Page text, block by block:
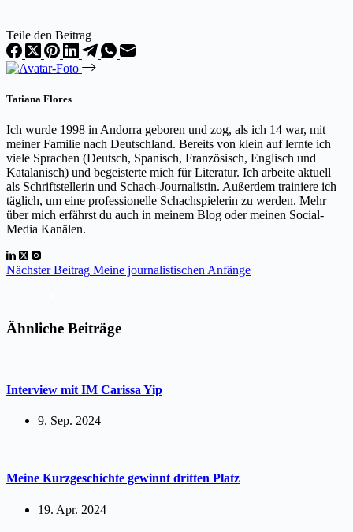
Teile den Beitrag
Tatiana Flores
Ich wurde 1998 in Andorra geboren und zog, als ich 14 war, mit
meiner Familie nach Deutschland. Bereits von klein auf lernte ich
viele Sprachen (Deutsch, Spanisch, Französisch, Englisch und
Katalanisch) und begeisterte mich für Literatur. Ich arbeite aktuell
als Schriftstellerin und Schach-Journalistin. Außerdem trainiere ich
täglich, um eine professionelle Schachspielerin zu werden. Mehr
über mich erfährst du auch in meinem Blog oder meinen Social-
Media Kanälen.
NächsterBeitrag Meine journalistischen Anfänge
Ähnliche Beiträge
Interview mit IM Carissa Yip
9. Sep. 2024
Meine Kurzgeschichte gewinnt dritten Platz
19. Apr. 2024